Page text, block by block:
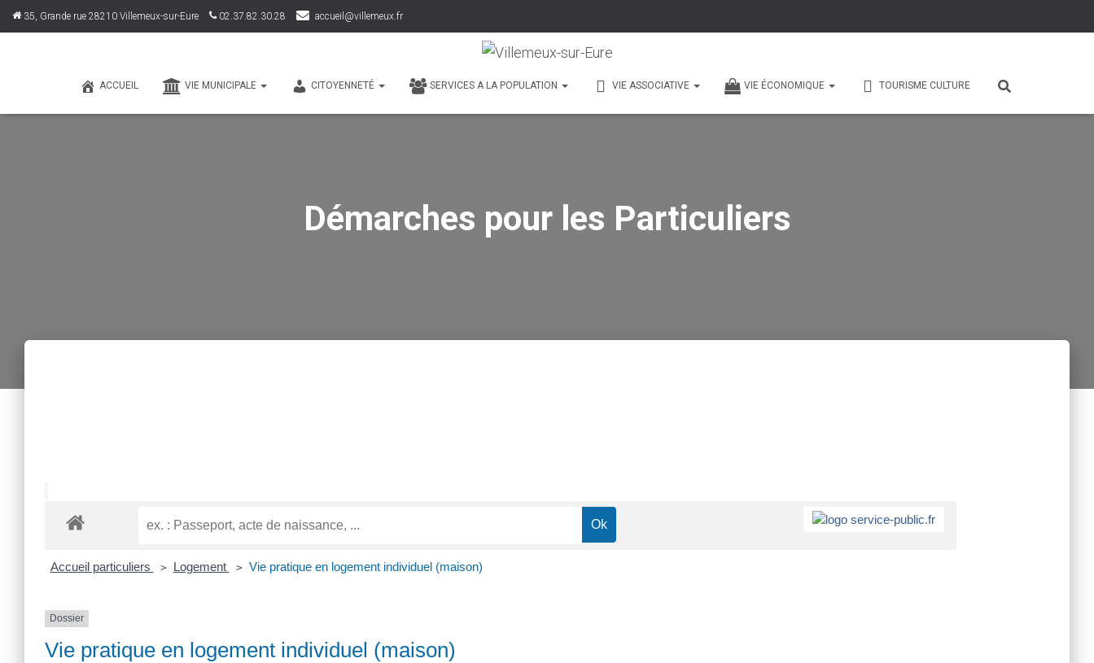
35, Grande rue 28210 Villemeux-sur-Eure 02.37.82.30.28 accueil@villemeux.fr
ACCUEIL VIE MUNICIPALE CITOYENNETÉ SERVICES A LA POPULATION VIE ASSOCIATIVE VIE ÉCONOMIQUE TOURISME CULTURE
Démarches pour les Particuliers
Accueil particuliers > Logement > Vie pratique en logement individuel (maison)
Dossier
Vie pratique en logement individuel (maison)